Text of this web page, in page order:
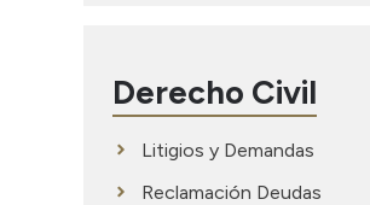
Derecho Civil
Litigios y Demandas
Reclamación Deudas